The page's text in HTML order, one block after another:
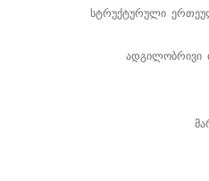
სტრუქტურული
ადგილობრივი